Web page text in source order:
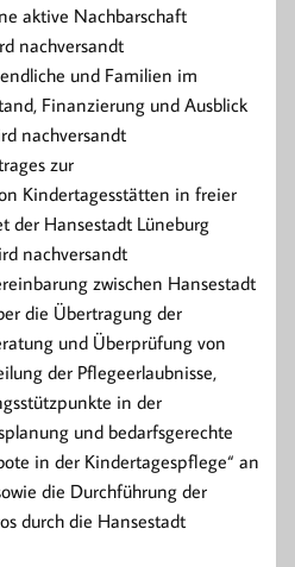
aktive Nachbarschaft
nachversandt
und Familien im
Finanzierung und Ausblick
nachversandt
zur
Kindertagesstätten in freier
der Hansestadt Lüneburg
nachversandt
zwischen Hansestadt
die Übertragung der
und Überprüfung von
der Pflegeerlaubnisse,
in der
und bedarfsgerechte
in der Kindertagespflege“ an
die Durchführung der
durch die Hansestadt